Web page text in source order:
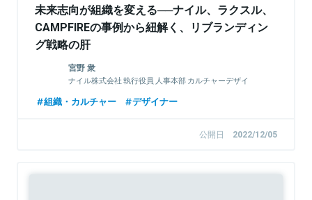
未来志向が組織を変える──ナイル、ラクスル、
CAMPFIREの事例から紐解く、リブランディン
グ戦略の肝
宮野 衆
ナイル株式会社 執行役員 人事本部 カルチャーデザイ
組織・カルチャー デザイナー
公開日 2022/12/05